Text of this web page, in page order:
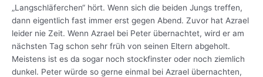
„Langschläferchen“ hört. Wenn sich die beiden Jungs treffen,
dann eigentlich fast immer erst gegen Abend. Zuvor hat Azrael
leider nie Zeit. Wenn Azrael bei Peter übernachtet, wird er am
nächsten Tag schon sehr früh von seinen Eltern abgeholt.
Meistens ist es da sogar noch stockfinster oder noch ziemlich
dunkel. Peter würde so gerne einmal bei Azrael übernachten,